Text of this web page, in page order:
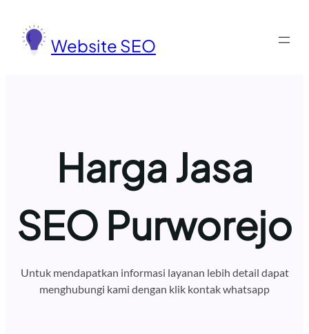
konten
Website SEO
Harga Jasa
SEO Purworejo
Untuk mendapatkan informasi layanan lebih detail dapat
menghubungi kami dengan klik kontak whatsapp